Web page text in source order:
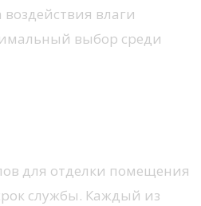
влаги
выбор среди
для отделки помещения
службы. Каждый из